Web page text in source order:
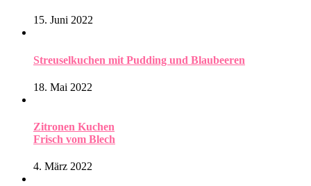
15. Juni 2022
Streuselkuchen mit Pudding und Blaubeeren
18. Mai 2022
Zitronen Kuchen
Frisch vom Blech
4. März 2022